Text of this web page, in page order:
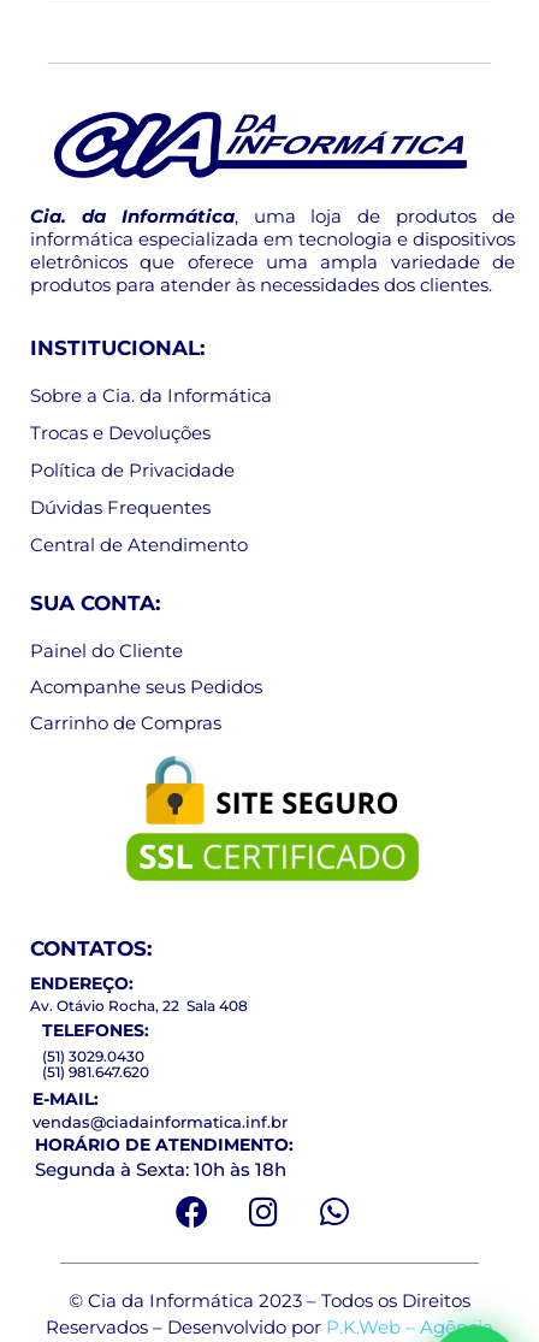
Cia. da Informática, uma loja de produtos de
informática especializada em tecnologia e dispositivos
eletrônicos que oferece uma ampla variedade de
produtos para atender às necessidades dos clientes.
INSTITUCIONAL:
Sobre a Cia. da Informática
Trocas e Devoluções
Política de Privacidade
Dúvidas Frequentes
Central de Atendimento
SUA CONTA:
Painel do Cliente
Acompanhe seus Pedidos
Carrinho de Compras
CONTATOS:
ENDEREÇO:
Av. Otávio Rocha, 22 Sala 408
TELEFONES:
(51) 3029.0430
(51) 981.647.620
E-MAIL:
vendas@ciadainformatica.inf.br
HORÁRIO DE ATENDIMENTO:
Segunda à Sexta: 10h às 18h
© Cia da Informática 2023 – Todos os Direitos
Reservados – Desenvolvido por P.K.Web – Agência